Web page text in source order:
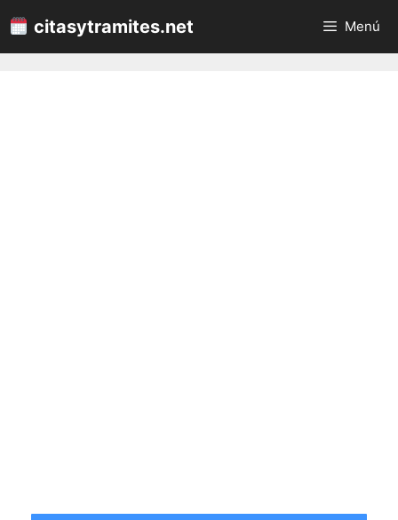
al
contenido
citasytramites.net Menú